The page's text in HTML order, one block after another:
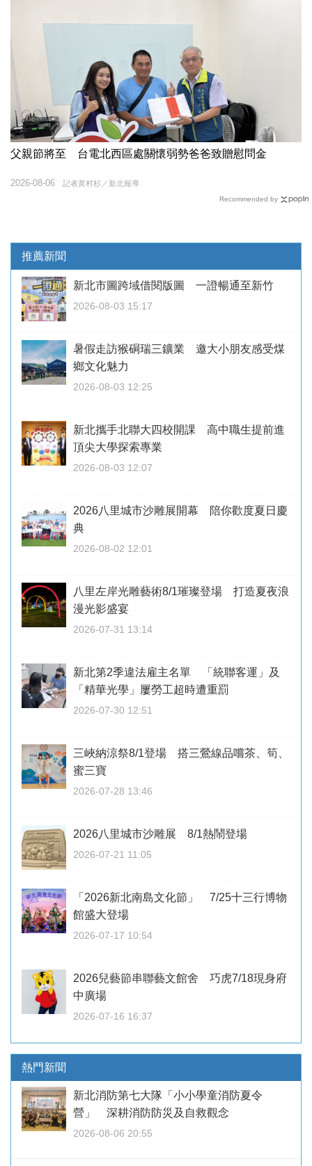
父親節將至 台電北西區處關懷弱勢爸爸致贈慰問金
記者黃村杉／新北報導
2026-08-06
Recommended by
推薦新聞
新北市圖跨域借閱版圖 一證暢通至新竹
2026-08-03 15:17
暑假走訪猴硐瑞三鑛業 邀大小朋友感受煤
鄉文化魅力
2026-08-03 12:25
新北攜手北聯大四校開課 高中職生提前進
頂尖大學探索專業
2026-08-03 12:07
2026八里城市沙雕展開幕 陪你歡度夏日慶
典
2026-08-02 12:01
八里左岸光雕藝術8/1璀璨登場 打造夏夜浪
漫光影盛宴
2026-07-31 13:14
新北第2季違法雇主名單 「統聯客運」及
「精華光學」屢勞工超時遭重罰
2026-07-30 12:51
三峽納涼祭8/1登場 搭三鶯線品嚐茶、筍、
蜜三寶
2026-07-28 13:46
2026八里城市沙雕展 8/1熱鬧登場
2026-07-21 11:05
「2026新北南島文化節」 7/25十三行博物
館盛大登場
2026-07-17 10:54
2026兒藝節串聯藝文館舍 巧虎7/18現身府
中廣場
2026-07-16 16:37
熱門新聞
新北消防第七大隊「小小學童消防夏令
營」 深耕消防防災及自救觀念
2026-08-06 20:55